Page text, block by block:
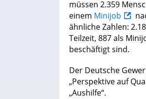
müssen 2.359
einem Minijob
ähnliche Zahlen:
Teilzeit, 887 als
beschäftigt sind.
Der Deutsche
„Perspektive auf
„Aushilfe“.